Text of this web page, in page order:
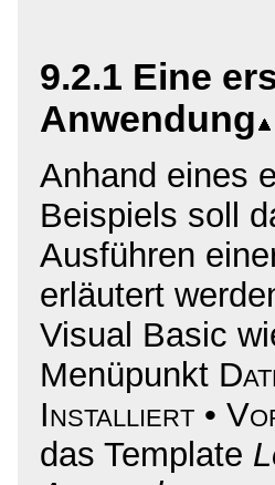
9.2.1 Eine
Anwendung
Anhand eines
Beispiels soll
Ausführen
erläutert
Visual Basic
Menüpunkt
Installiert•
das Template